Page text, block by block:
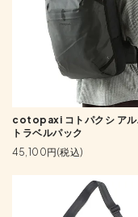
cotopaxi コトパクシ ア
トラベルパック
45,100円(税込)